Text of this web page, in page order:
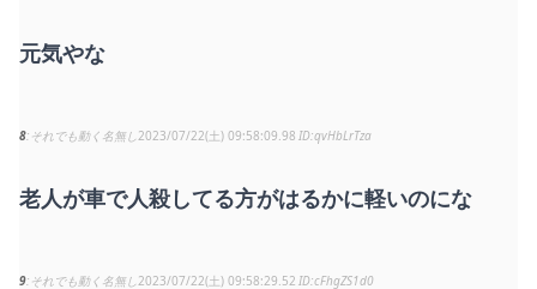
元気やな
8 それでも動く名無し 2023/07/22(土) 09:58:09.98 qvHbLrTza
老人が車で人殺してる方がはるかに軽いのにな
9 それでも動く名無し 2023/07/22(土) 09:58:29.52 cFhgZS1d0